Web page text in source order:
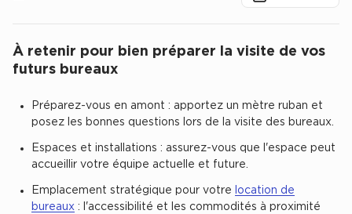
Immeuble de bureaux avec services
Haussmanniens
Location d'Entrepôts / Activités
À retenir pour bien préparer la visite de vos
futurs bureaux
Préparez-vous en amont : apportez un mètre ruban et
posez les bonnes questions lors de la visite des bureaux.
Espaces et installations : assurez-vous que l'espace peut
accueillir votre équipe actuelle et future.
Emplacement stratégique pour votre
location de
bureaux : l'accessibilité et les commodités à proximité